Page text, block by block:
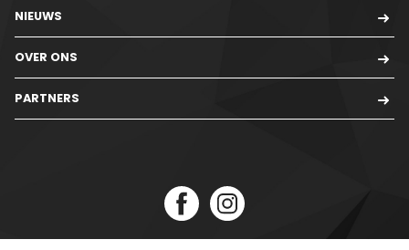
NIEUWS
OVER ONS
PARTNERS